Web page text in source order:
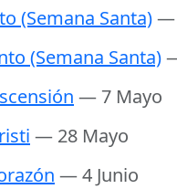
(Semana Santa)—
(Semana Santa)
— 7 Mayo
— 28 Mayo
— 4 Junio